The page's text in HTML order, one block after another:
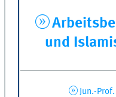
und
Jun.-